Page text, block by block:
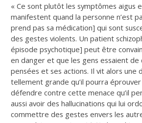
« Ce sont plutôt les symptômes aigus
manifestent quand la personne n’est
prend pas sa médication] qui sont
des gestes violents. Un patient
épisode psychotique] peut être
en danger et que les gens essaient de
pensées et ses actions. Il vit alors une
tellement grande qu’il pourra
défendre contre cette menace qu’il
aussi avoir des hallucinations qui lui
commettre des gestes envers les